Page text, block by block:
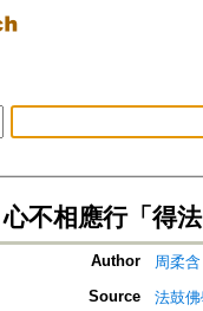
心不相應行「得
Author
周柔
Source
法鼓